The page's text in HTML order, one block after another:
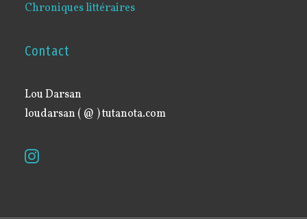
Chroniques littéraires
Contact
Lou Darsan
loudarsan ( @ ) tutanota.com